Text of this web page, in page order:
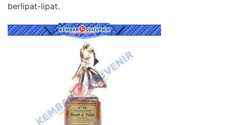
berlipat-lipat.